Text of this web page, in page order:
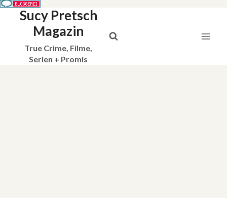
Sucy Pretsch
Magazin
True Crime, Filme,
Serien + Promis